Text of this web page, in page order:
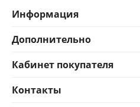
Информация
Дополнительно
Кабинет покупателя
Контакты